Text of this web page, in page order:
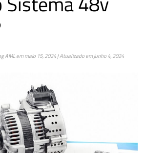
AMLemmaio 15, 2024| Atualizado emjunho 4, 2024